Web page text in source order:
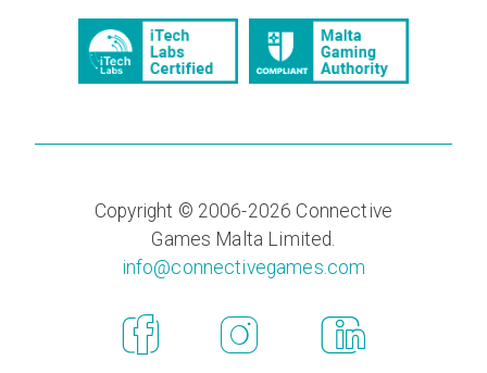
Copyright © 2006-2026 Connective
Games Malta Limited
info@connectivegames.com